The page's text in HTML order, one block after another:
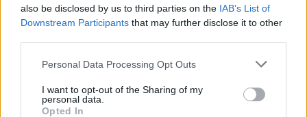
also be disclosed by us to third parties on the IAB’s List of
Downstream Participants that may further disclose it to other
Personal Data Processing Opt Outs
I want to opt-out of the Sharing of my
personal data.
Opted In
UUTISET
Kela muistuttaa tärkeästä
ikärajasta